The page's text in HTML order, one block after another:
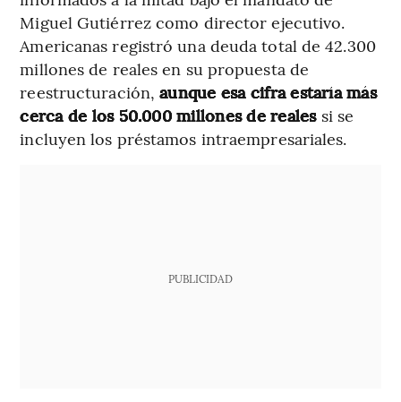
Miguel Gutiérrez como director ejecutivo.
Americanas registró una deuda total de 42.300
millones de reales en su propuesta de
reestructuración,aunque esa cifra estaría más
cerca de los 50.000 millones de realessi se
incluyen los préstamos intraempresariales.
PUBLICIDAD